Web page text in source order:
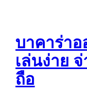
บาคาร่าอ
เล่นง่าย
ถือ